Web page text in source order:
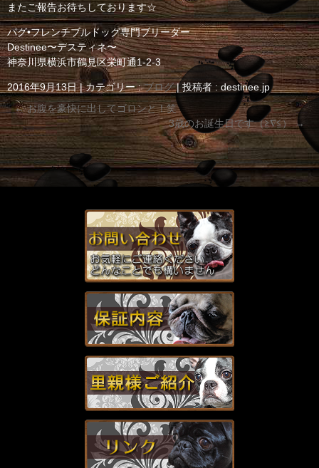
またご報告お待ちしております☆
パグ•フレンチブルドッグ専門ブリーダー
Destinee〜デスティネ〜
神奈川県横浜市鶴見区栄町通1-2-3
2016年9月13日 |カテゴリー :ブログ | 投稿者 : destinee.jp
←お腹を豪快に出してゴロンと！笑
3歳のお誕生日です（≧∇≦）→